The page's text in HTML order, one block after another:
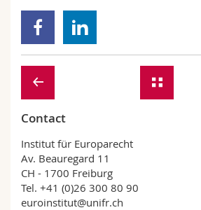
Contact
Institut für Europarecht
Av. Beauregard 11
CH - 1700 Freiburg
Tel. +41 (0)26 300 80 90
euroinstitut@unifr.ch